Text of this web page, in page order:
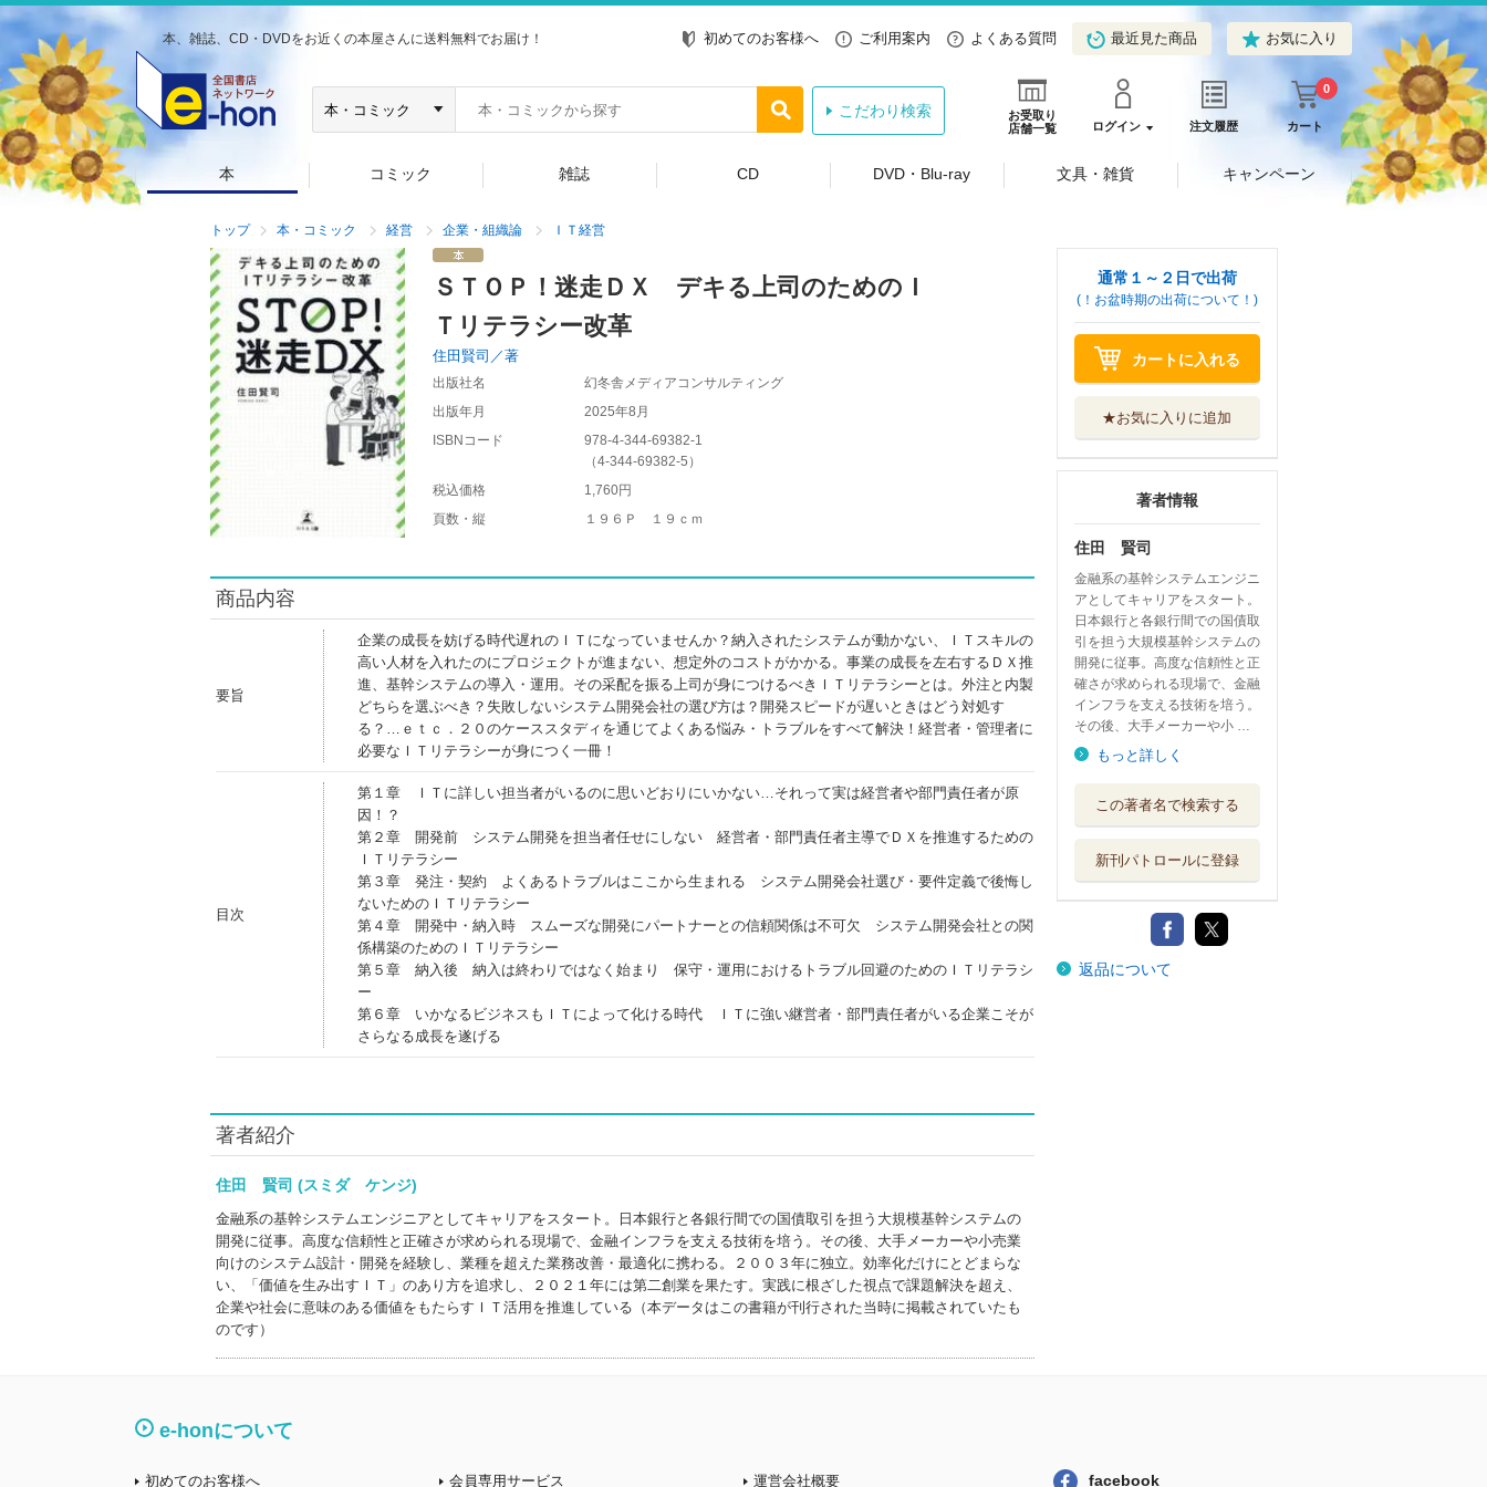
本、雑誌、CD・DVDをお近くの本屋さんに送料無料でお届け！ 初めてのお客様へ ご利用案内 よくある質問 最近見た商品 お気に入り
お受取り
店舗一覧
ログイン 注文履歴 カート
0
こだわり検索
本 コミック 雑誌 CD DVD・Blu-ray 文具・雑貨 キャンペーン
トップ 本・コミック 経営 企業・組織論 ＩＴ経営
ＳＴＯＰ！迷走ＤＸ デキる上司のためのＩ
Ｔリテラシー改革
住田賢司／著
出版社名
幻冬舎メディアコンサルティング
出版年月
2025年8月
ISBNコード
978-4-344-69382-1
（4-344-69382-5 ）
税込価格
1,760円
頁数・縦
１９６Ｐ １９ｃｍ
商品内容
要旨
企業の成長を妨げる時代遅れのＩＴになっていませんか？納入されたシステムが動かない、ＩＴスキルの
高い人材を入れたのにプロジェクトが進まない、想定外のコストがかかる。事業の成長を左右するＤＸ推
進、基幹システムの導入・運用。その采配を振る上司が身につけるべきＩＴリテラシーとは。外注と内製
どちらを選ぶべき？失敗しないシステム開発会社の選び方は？開発スピードが遅いときはどう対処す
る？…ｅｔｃ．２０のケーススタディを通じてよくある悩み・トラブルをすべて解決！経営者・管理者に
必要なＩＴリテラシーが身につく一冊！
目次
第１章 ＩＴに詳しい担当者がいるのに思いどおりにいかない…それって実は経営者や部門責任者が原
因！？
第２章 開発前 システム開発を担当者任せにしない 経営者・部門責任者主導でＤＸを推進するための
ＩＴリテラシー
第３章 発注・契約 よくあるトラブルはここから生まれる システム開発会社選び・要件定義で後悔し
ないためのＩＴリテラシー
第４章 開発中・納入時 スムーズな開発にパートナーとの信頼関係は不可欠 システム開発会社との関
係構築のためのＩＴリテラシー
第５章 納入後 納入は終わりではなく始まり 保守・運用におけるトラブル回避のためのＩＴリテラシ
ー
第６章 いかなるビジネスもＩＴによって化ける時代 ＩＴに強い継営者・部門責任者がいる企業こそが
さらなる成長を遂げる
著者紹介
住田 賢司 (スミダ ケンジ)
金融系の基幹システムエンジニアとしてキャリアをスタート。日本銀行と各銀行間での国債取引を担う大規模基幹システムの
開発に従事。高度な信頼性と正確さが求められる現場で、金融インフラを支える技術を培う。その後、大手メーカーや小売業
向けのシステム設計・開発を経験し、業種を超えた業務改善・最適化に携わる。２００３年に独立。効率化だけにとどまらな
い、「価値を生み出すＩＴ」のあり方を追求し、２０２１年には第二創業を果たす。実践に根ざした視点で課題解決を超え、
企業や社会に意味のある価値をもたらすＩＴ活用を推進している（本データはこの書籍が刊行された当時に掲載されていたも
のです）
通常１～２日で出荷
(！お盆時期の出荷について！)
カートに入れる
★お気に入りに追加
著者情報
住田 賢司
金融系の基幹システムエンジニ
アとしてキャリアをスタート。
日本銀行と各銀行間での国債取
引を担う大規模基幹システムの
開発に従事。高度な信頼性と正
確さが求められる現場で、金融
インフラを支える技術を培う。
その後、大手メーカーや小 …
もっと詳しく
この著者名で検索する
新刊パトロールに登録
返品について
e-honについて
初めてのお客様へ 会員専用サービス 運営会社概要 facebook